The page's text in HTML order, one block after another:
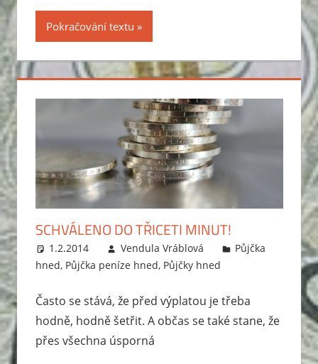
Pokračování textu
SCHVÁLENO DO TŘICETI MINUT!
1.2.2014 Vendula Vráblová
Půjčka
hned, Půjčka peníze hned, Půjčky hned
Často se stává, že před výplatou je třeba
hodně, hodně šetřit. A občas se také stane, že
přes všechna úsporná